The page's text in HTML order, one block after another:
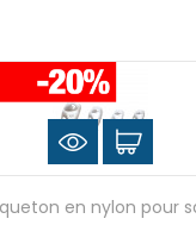
en nylon pour